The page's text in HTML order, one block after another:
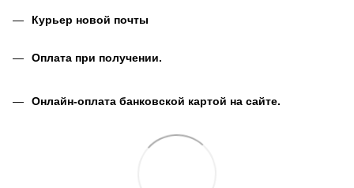
Курьер новой почты
Оплата при получении.
Онлайн-оплата банковской картой на сайте.